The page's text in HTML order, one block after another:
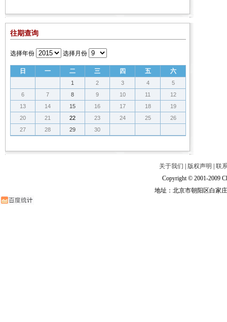
往期查询
选择年份 选择月份
日 一 二 三 四 五 六
1 2 3 4
5
6
7 8 9 10 11
12
13
14 15 16 17 18
19
20
21 22 23 24 25
26
27
28 29 30
关于我们 版权声明
联
Copyright © 2001-2009
地址：北京市朝阳区白家